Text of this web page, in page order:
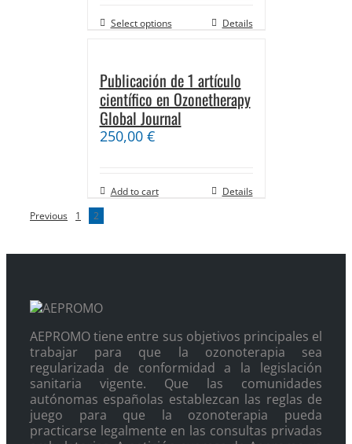
Select options Details
Publicación de 1 artículo
científico en Ozonetherapy
Global Journal
250,00 €
Add to cart
Details
Previous
1 2
AEPROMO tiene entre sus objetivos principales el
trabajar para que la ozonoterapia sea
regularizada de conformidad a la legislación
sanitaria vigente. Que las comunidades
autónomas españolas establezcan las reglas de
juego para que la ozonoterapia pueda
practicarse legalmente en las consultas privadas